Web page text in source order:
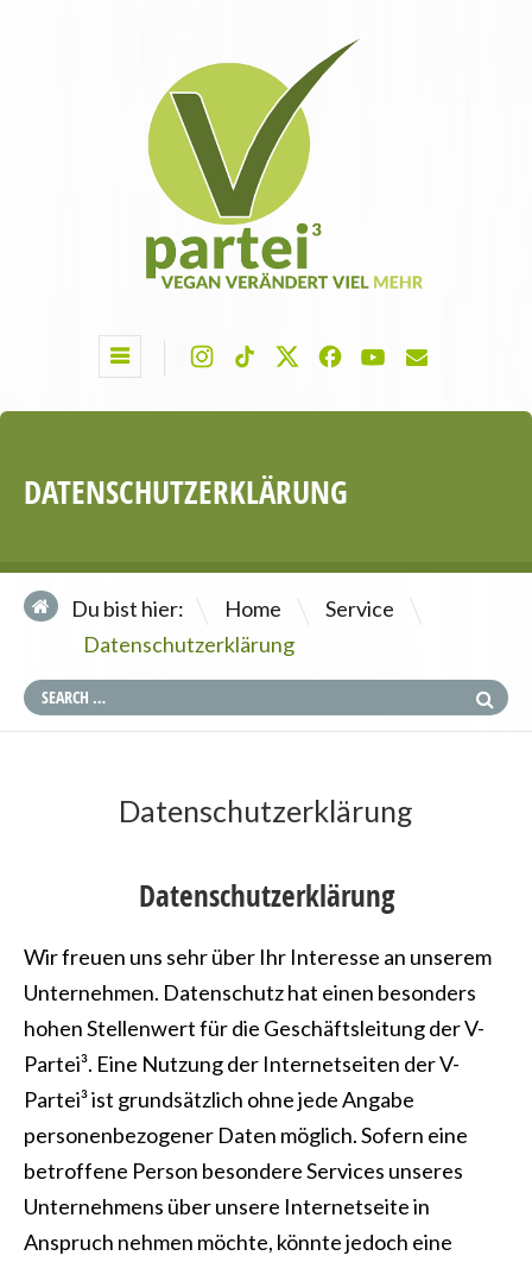
DATENSCHUTZERKLÄRUNG
Du bist hier: Home \ Service \
Datenschutzerklärung
Datenschutzerklärung
Datenschutzerklärung
Wir freuen uns sehr über Ihr Interesse an unserem
Unternehmen. Datenschutz hat einen besonders
hohen Stellenwert für die Geschäftsleitung der V-
Partei³. Eine Nutzung der Internetseiten der V-
Partei³ ist grundsätzlich ohne jede Angabe
personenbezogener Daten möglich. Sofern eine
betroffene Person besondere Services unseres
Unternehmens über unsere Internetseite in
Anspruch nehmen möchte, könnte jedoch eine